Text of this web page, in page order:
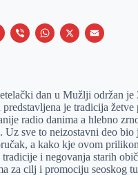
L
k
e
d
I
n
V
e
r
W
t
s
A
p
p
X
E
i
l
dan u Mužlji održan je
je tradicija žetve
radio danima a hlebno
Uz sve to neizostavni deo bio
a kako kje ovom
i negovanja starih
za cilj i promociju seoskog